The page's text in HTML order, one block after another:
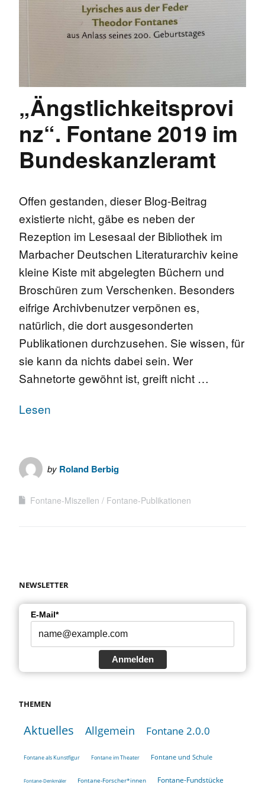
„Ängstlichkeitsprovi
nz“. Fontane 2019 im
Bundeskanzleramt
Offen gestanden, dieser Blog-Beitrag
existierte nicht, gäbe es neben der
Rezeption im Lesesaal der Bibliothek im
Marbacher Deutschen Literaturarchiv keine
kleine Kiste mit abgelegten Büchern und
Broschüren zum Verschenken. Besonders
eifrige Archivbenutzer verpönen es,
natürlich, die dort ausgesonderten
Publikationen durchzusehen. Sie wissen, für
sie kann da nichts dabei sein. Wer
Sahnetorte gewöhnt ist, greift nicht …
Lesen
by Roland Berbig
Fontane-Miszellen Fontane-Publikationen
NEWSLETTER
E-Mail*
Anmelden
THEMEN
Aktuelles Allgemein Fontane 2.0.0
Fontane als Kunstfigur Fontane im Theater Fontane und Schule
Fontane-Denkmäler Fontane-Forscher*innen Fontane-Fundstücke